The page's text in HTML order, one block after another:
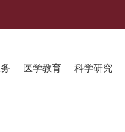
医学教育 科学研究